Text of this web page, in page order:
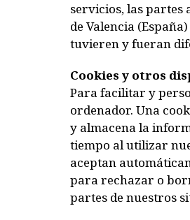
servicios, las partes
de Valencia
tuvieren y fueran
Cookies y otros
Para facilitar y
ordenador. Una
y almacena la
tiempo al utilizar
aceptan
para rechazar o
partes de nuestros